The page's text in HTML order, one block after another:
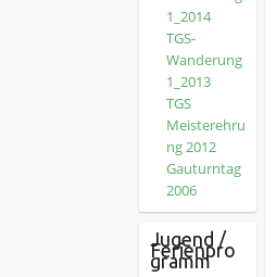
1_2014
TGS-
Wanderung
1_2013
TGS
Meisterehru
ng 2012
Gauturntag
2006
Jugend /
Ferienpro
gramm